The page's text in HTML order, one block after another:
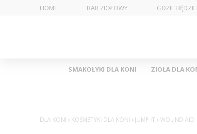
HOME BAR ZIOŁOWY GDZIE
SMAKOŁYKI DLA KONI ZIOŁA DLA
DLA KONI › KOSMETYKI DLA KONI › JUMP IT ›WOUND AID